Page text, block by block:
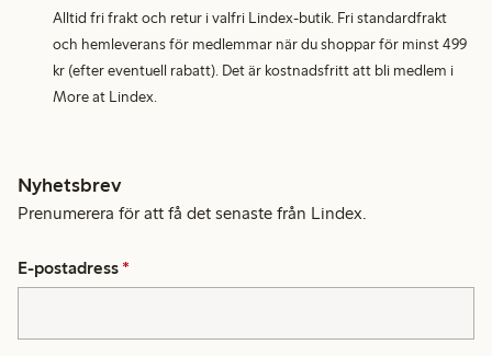
Alltid fri frakt och retur i valfri Lindex-butik. Fri standardfrakt
och hemleverans för medlemmar när du shoppar för minst 499
kr (efter eventuell rabatt). Det är kostnadsfritt att bli medlem i
More at Lindex.
Nyhetsbrev
Prenumerera för att få det senaste från Lindex.
E-postadress *